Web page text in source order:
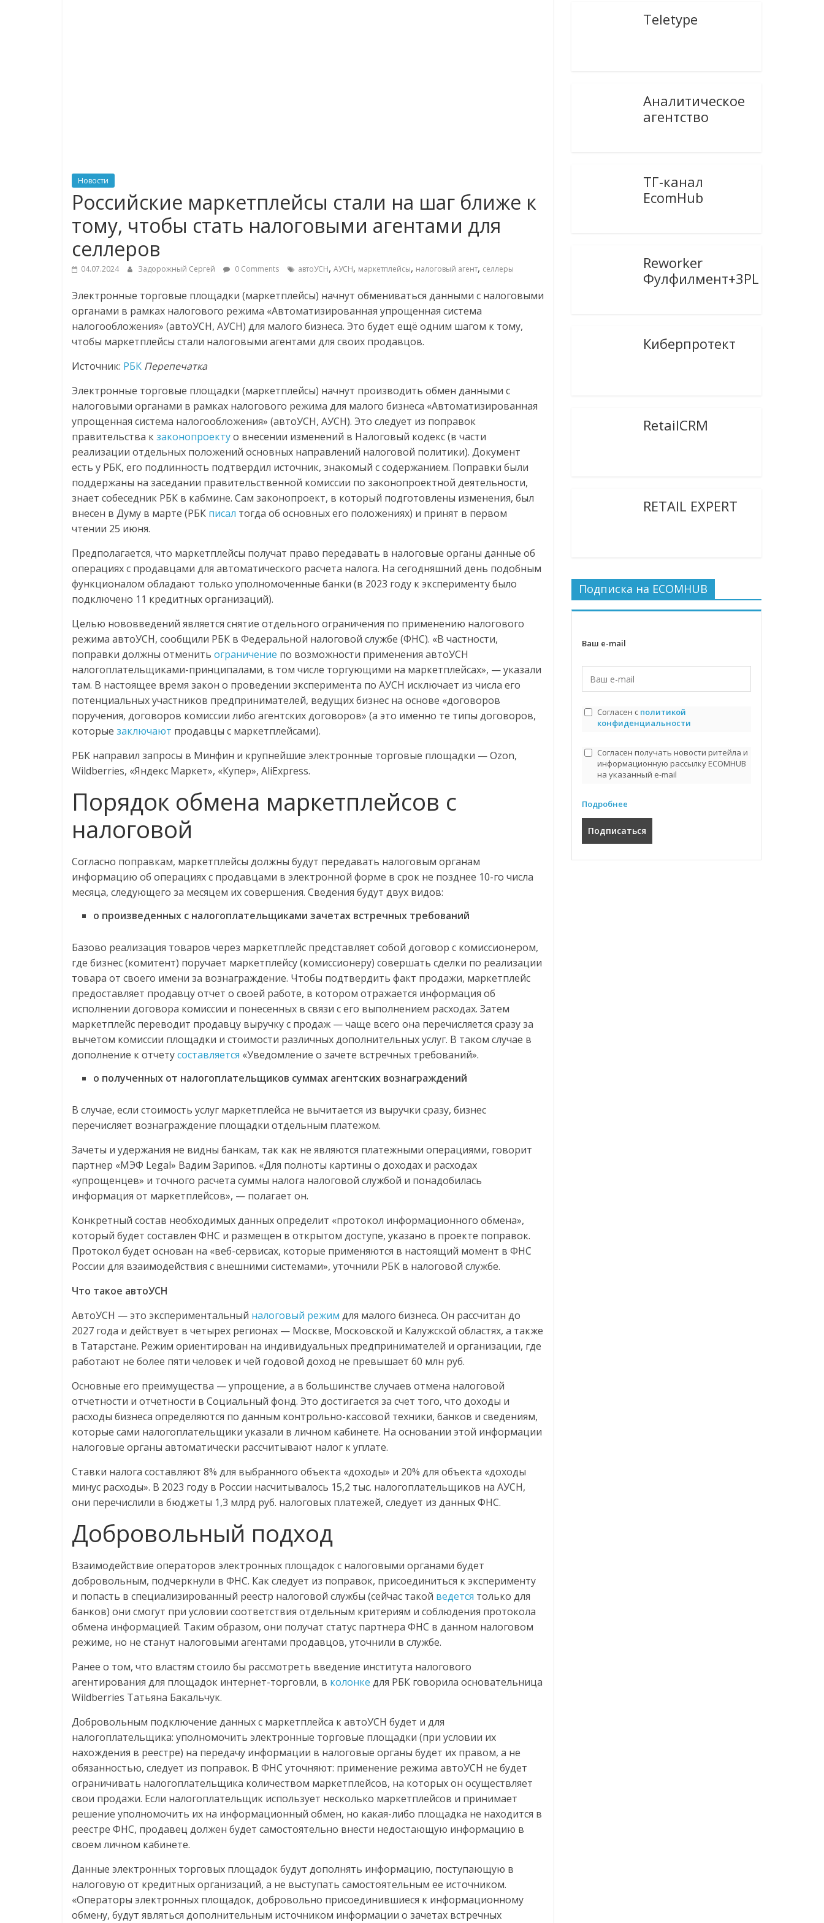
для
Commerce,
ритейле,
логистике,
технологиях,
соцсетях.
важно,
как
знать
как
меняет
жизнь
обсудить
эти
изменения
читателем.
Новости
Российские маркетплейсы стали на шаг ближе к
тому, чтобы стать налоговыми агентами для
селлеров
04.07.2024 Задорожный Сергей 0 Comments автоУСН, АУСН, маркетплейсы, налоговый агент, селлеры
Электронные торговые площадки (маркетплейсы) начнут обмениваться данными с налоговыми
органами в рамках налогового режима «Автоматизированная упрощенная система
налогообложения» (автоУСН, АУСН) для малого бизнеса. Это будет ещё одним шагом к тому,
чтобы маркетплейсы стали налоговыми агентами для своих продавцов.
Источник: РБК Перепечатка
Электронные торговые площадки (маркетплейсы) начнут производить обмен данными с
налоговыми органами в рамках налогового режима для малого бизнеса «Автоматизированная
упрощенная система налогообложения» (автоУСН, АУСН). Это следует из поправок
правительства кзаконопроектуо внесении изменений в Налоговый кодекс (в части
реализации отдельных положений основных направлений налоговой политики). Документ
есть у РБК, его подлинность подтвердил источник, знакомый с содержанием. Поправки были
поддержаны на заседании правительственной комиссии по законопроектной деятельности,
знает собеседник РБК в кабмине. Сам законопроект, в который подготовлены изменения, был
внесен в Думу в марте (РБК писал тогда об основных его положениях) и принят в первом
чтении 25 июня.
Предполагается, что маркетплейсы получат право передавать в налоговые органы данные об
операциях с продавцами для автоматического расчета налога. На сегодняшний день подобным
функционалом обладают только уполномоченные банки (в 2023 году к эксперименту было
подключено 11 кредитных организаций).
Целью нововведений является снятие отдельного ограничения по применению налогового
режима автоУСН, сообщили РБК в Федеральной налоговой службе (ФНС). «В частности,
поправки должны отменить ограничение по возможности применения автоУСН
налогоплательщиками-принципалами, в том числе торгующими на маркетплейсах», — указали
там. В настоящее время закон о проведении эксперимента по АУСН исключает из числа его
потенциальных участников предпринимателей, ведущих бизнес на основе «договоров
поручения, договоров комиссии либо агентских договоров» (а это именно те типы договоров,
которые заключают продавцы с маркетплейсами).
РБК направил запросы в Минфин и крупнейшие электронные торговые площадки — Ozon,
Wildberries, «Яндекс Маркет», «Купер», AliExpress.
Порядок обмена маркетплейсов с
налоговой
Согласно поправкам, маркетплейсы должны будут передавать налоговым органам
информацию об операциях с продавцами в электронной форме в срок не позднее 10-го числа
месяца, следующего за месяцем их совершения. Сведения будут двух видов:
о произведенных с налогоплательщиками зачетах встречных требований
Базово реализация товаров через маркетплейс представляет собой договор с комиссионером,
где бизнес (комитент) поручает маркетплейсу (комиссионеру) совершать сделки по реализации
товара от своего имени за вознаграждение. Чтобы подтвердить факт продажи, маркетплейс
предоставляет продавцу отчет о своей работе, в котором отражается информация об
исполнении договора комиссии и понесенных в связи с его выполнением расходах. Затем
маркетплейс переводит продавцу выручку с продаж — чаще всего она перечисляется сразу за
вычетом комиссии площадки и стоимости различных дополнительных услуг. В таком случае в
дополнение к отчетусоставляется «Уведомление о зачете встречных требований».
о полученных от налогоплательщиков суммах агентских вознаграждений
В случае, если стоимость услуг маркетплейса не вычитается из выручки сразу, бизнес
перечисляет вознаграждение площадки отдельным платежом.
Зачеты и удержания не видны банкам, так как не являются платежными операциями, говорит
партнер «МЭФ Legal» Вадим Зарипов. «Для полноты картины о доходах и расходах
«упрощенцев» и точного расчета суммы налога налоговой службой и понадобилась
информация от маркетплейсов», — полагает он.
Конкретный состав необходимых данных определит «протокол информационного обмена»,
который будет составлен ФНС и размещен в открытом доступе, указано в проекте поправок.
Протокол будет основан на «веб-сервисах, которые применяются в настоящий момент в ФНС
России для взаимодействия с внешними системами», уточнили РБК в налоговой службе.
Что такое автоУСН
АвтоУСН — это экспериментальный налоговый режим для малого бизнеса. Он рассчитан до
2027 года и действует в четырех регионах — Москве, Московской и Калужской областях, а также
в Татарстане. Режим ориентирован на индивидуальных предпринимателей и организации, где
работают не более пяти человек и чей годовой доход не превышает 60 млн руб.
Основные его преимущества — упрощение, а в большинстве случаев отмена налоговой
отчетности и отчетности в Социальный фонд. Это достигается за счет того, что доходы и
расходы бизнеса определяются по данным контрольно-кассовой техники, банков и сведениям,
которые сами налогоплательщики указали в личном кабинете. На основании этой информации
налоговые органы автоматически рассчитывают налог к уплате.
Ставки налога составляют 8% для выбранного объекта «доходы» и 20% для объекта «доходы
минус расходы». В 2023 году в России насчитывалось 15,2 тыс. налогоплательщиков на АУСН,
они перечислили в бюджеты 1,3 млрд руб. налоговых платежей, следует из данных ФНС.
Добровольный подход
Взаимодействие операторов электронных площадок с налоговыми органами будет
добровольным, подчеркнули в ФНС. Как следует из поправок, присоединиться к эксперименту
и попасть в специализированный реестр налоговой службы (сейчас такой ведется только для
банков) они смогут при условии соответствия отдельным критериям и соблюдения протокола
обмена информацией. Таким образом, они получат статус партнера ФНС в данном налоговом
режиме, но не станут налоговыми агентами продавцов, уточнили в службе.
Ранее о том, что властям стоило бы рассмотреть введение института налогового
агентирования для площадок интернет-торговли, в колонке для РБК говорила основательница
Wildberries Татьяна Бакальчук.
Добровольным подключение данных с маркетплейса к автоУСН будет и для
налогоплательщика: уполномочить электронные торговые площадки (при условии их
нахождения в реестре) на передачу информации в налоговые органы будет их правом, а не
обязанностью, следует из поправок. В ФНС уточняют: применение режима автоУСН не будет
ограничивать налогоплательщика количеством маркетплейсов, на которых он осуществляет
свои продажи. Если налогоплательщик использует несколько маркетплейсов и принимает
решение уполномочить их на информационный обмен, но какая-либо площадка не находится в
реестре ФНС, продавец должен будет самостоятельно внести недостающую информацию в
своем личном кабинете.
Данные электронных торговых площадок будут дополнять информацию, поступающую в
налоговую от кредитных организаций, а не выступать самостоятельным ее источником.
«Операторы электронных площадок, добровольно присоединившиеся к информационному
обмену, будут являться дополнительным источником информации о зачетах встречных
Teletype
Аналитическое
агентство
ТГ-канал
EcomHub
Reworker
Фулфилмент+3PL
Киберпротект
RetailCRM
RETAIL EXPERT
Подписка на ECOMHUB
Ваш e-mail
Согласен с политикой
конфиденциальности
Согласен получать новости ритейла и
информационную рассылку ECOMHUB
на указанный e-mail
Подробнее